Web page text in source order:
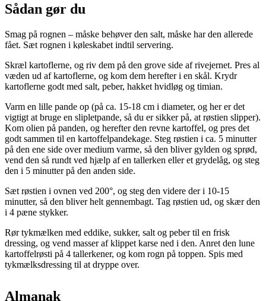
Sådan gør du
Smag på rognen – måske behøver den salt, måske har den allerede
fået. Sæt rognen i køleskabet indtil servering.
Skræl kartoflerne, og riv dem på den grove side af rivejernet. Pres al
væden ud af kar­toflerne, og kom dem herefter i en skål. Krydr
kartoflerne godt med salt, peber, hakket hvidløg og timian.
Varm en lille pande op (på ca. 15-­18 cm i diameter, og her er det
vigtigt at bruge en slip­let­pande, så du er sikker på, at røstien slipper).
Kom olien på panden, og herefter den revne kartoffel, og pres det
godt sammen til en kartoffelpandekage. Steg røstien i ca. 5 minutter
på den ene side over medium varme, så den bliver gylden og sprød,
vend den så rundt ved hjælp af en tallerken eller et grydelåg, og steg
den i 5 minutter på den anden side.
Sæt røstien i ovnen ved 200°, og steg den videre der i 10-­15
minutter, så den bliver helt gennembagt. Tag røstien ud, og skær den
i 4 pæne stykker.
Rør tykmælken med eddike, sukker, salt og peber til en frisk
dressing, og vend masser af klippet karse ned i den. Anret den lune
kartoffelrøsti på 4 tallerkener, og kom rogn på toppen. Spis med
tykmælksdressing til at dryppe over.
Almanak